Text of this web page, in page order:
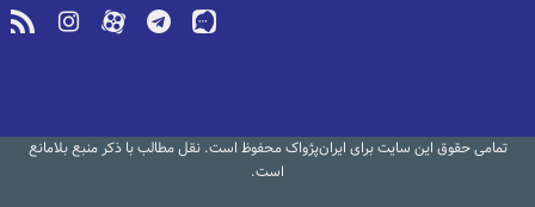
تمامی حقوق این سایت برای ایران‌پژواک محفوظ است. نقل مطالب با ذکر منبع بلامانع
است.